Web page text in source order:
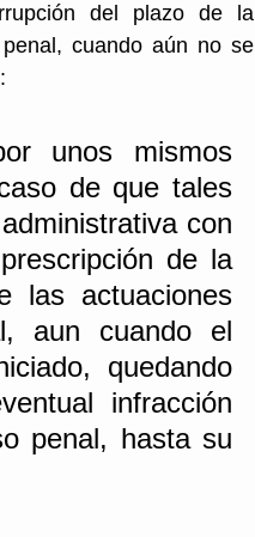
del plazo de la
cuando aún no se
unos mismos
de que tales
con
de la
las actuaciones
aun cuando el
quedando
infracción
penal, hasta su